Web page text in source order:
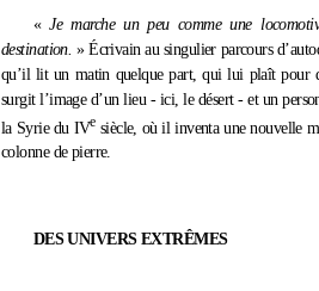
«Je marche un peu comme une
destination. » Écrivain au singulier parcours
qu’il lit un matin quelque part, qui lui plaît pour
surgit l’image d’un lieu - ici, le désert - et un
la Syrie du IVesiècle, où il inventa une nouvelle
colonne de pierre.
DES UNIVERS EXTRÊMES